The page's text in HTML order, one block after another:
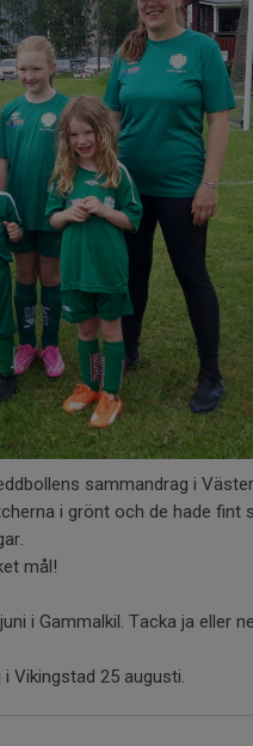
sammandrag i
i grönt och de hade fint
mål!
i Gammalkil. Tacka ja eller
Vikingstad 25 augusti.